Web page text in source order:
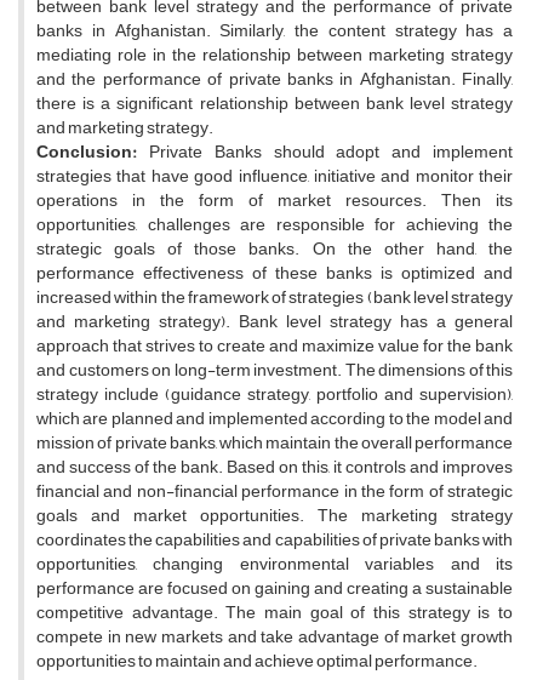
between bank level strategy and the performance of private
banks in Afghanistan. Similarly, the content strategy has a
mediating role in the relationship between marketing strategy
and the performance of private banks in Afghanistan. Finally,
there is a significant relationship between bank level strategy
and marketing strategy.
Conclusion: Private Banks should adopt and implement
strategies that have good influence, initiative and monitor their
operations in the form of market resources. Then its
opportunities, challenges are responsible for achieving the
strategic goals of those banks. On the other hand, the
performance effectiveness of these banks is optimized and
increased within the framework of strategies (bank level strategy
and marketing strategy). Bank level strategy has a general
approach that strives to create and maximize value for the bank
and customers on long-term investment. The dimensions of this
strategy include (guidance strategy, portfolio and supervision),
which are planned and implemented according to the model and
mission of private banks, which maintain the overall performance
and success of the bank. Based on this, it controls and improves
financial and non-financial performance in the form of strategic
goals and market opportunities. The marketing strategy
coordinates the capabilities and capabilities of private banks with
opportunities, changing environmental variables and its
performance are focused on gaining and creating a sustainable
competitive advantage. The main goal of this strategy is to
compete in new markets and take advantage of market growth
opportunities to maintain and achieve optimal performance.